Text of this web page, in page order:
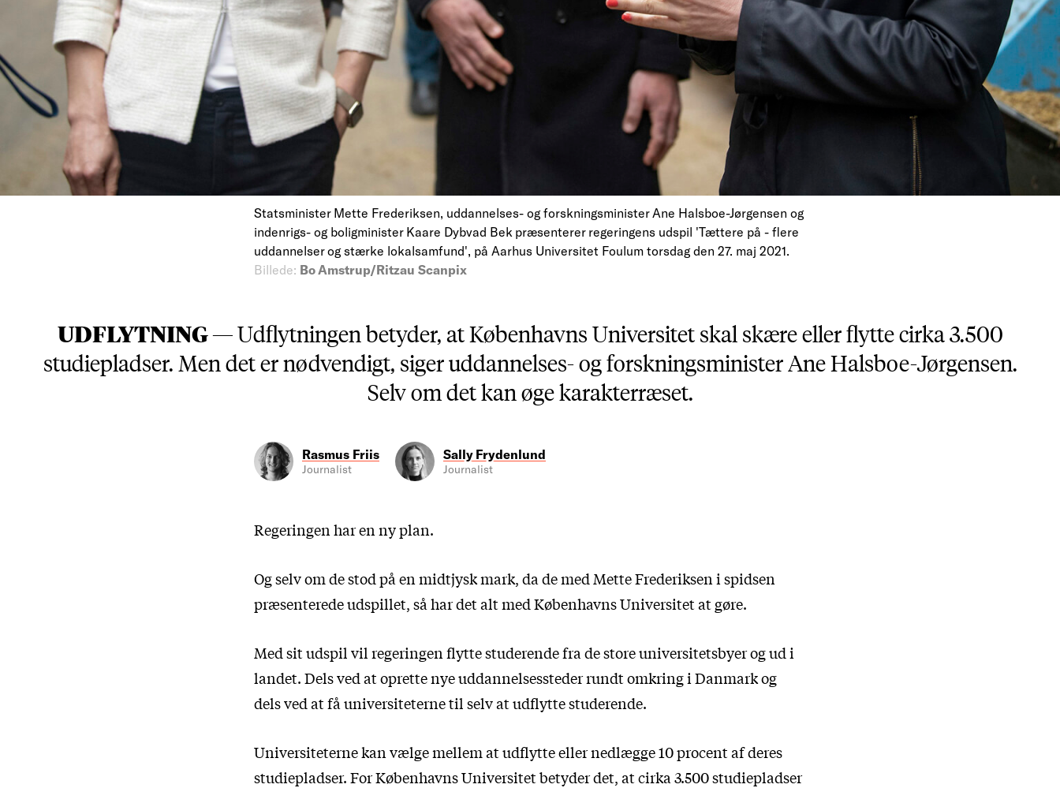
Statsminister Mette Frederiksen, uddannelses- og forskningsminister Ane Halsboe-Jørgensen og
indenrigs- og boligminister Kaare Dybvad Bek præsenterer regeringens udspil 'Tættere på - flere
uddannelser og stærke lokalsamfund', på Aarhus Universitet Foulum torsdag den 27. maj 2021.
Billede: Bo Amstrup/Ritzau Scanpix
UDFLYTNING —Udflytningen betyder, at Københavns Universitet skal skære eller flytte cirka 3.500
studiepladser. Men det er nødvendigt, siger uddannelses- og forskningsminister Ane Halsboe-Jørgensen.
Selv om det kan øge karakterræset.
Rasmus Friis
Journalist
Sally Frydenlund
Journalist
Regeringen har en ny plan.
Og selv om de stod på en midtjysk mark, da de med Mette Frederiksen i spidsen
præsenterede udspillet, så har det alt med Københavns Universitet at gøre.
Med sit udspil vil regeringen flytte studerende fra de store universitetsbyer og ud i
landet. Dels ved at oprette nye uddannelsessteder rundt omkring i Danmark og
dels ved at få universiteterne til selv at udflytte studerende.
Universiteterne kan vælge mellem at udflytte eller nedlægge 10 procent af deres
studiepladser. For Københavns Universitet betyder det, at cirka 3.500 studiepladser